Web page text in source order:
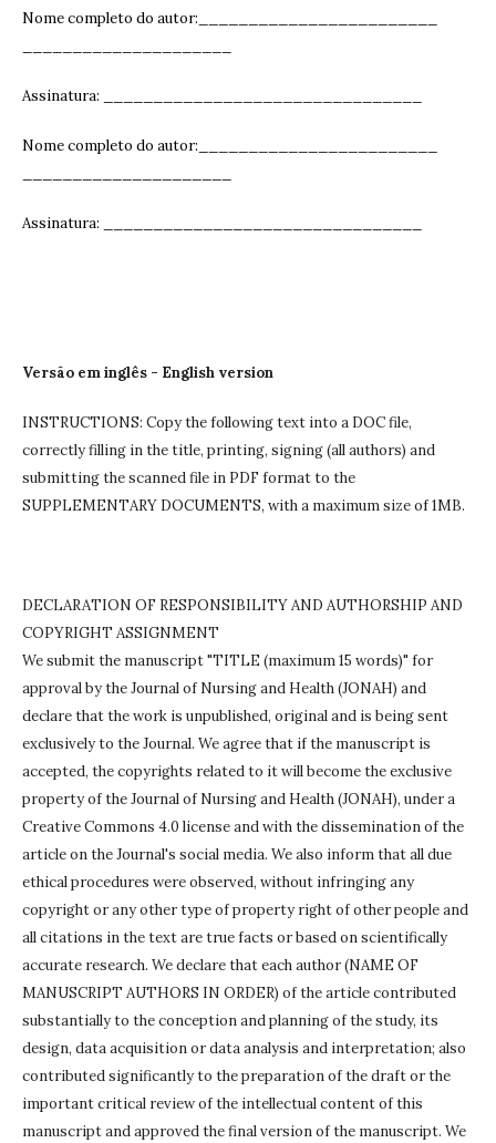
Nome completo do autor:________________________
Assinatura: ______________________________
Nome completo do autor:________________________
Assinatura: ______________________________
Versão em inglês - English version
INSTRUCTIONS: Copy the following text into a DOC file,
correctly filling in the title, printing, signing (all authors) and
submitting the scanned file in PDF format to the
SUPPLEMENTARY DOCUMENTS, with a maximum size of 1MB.
DECLARATION OF RESPONSIBILITY AND AUTHORSHIP AND
COPYRIGHT ASSIGNMENT
We submit the manuscript "TITLE (maximum 15 words)" for
approval by the Journal of Nursing and Health (JONAH) and
declare that the work is unpublished, original and is being sent
exclusively to the Journal. We agree that if the manuscript is
accepted, the copyrights related to it will become the exclusive
property of the Journal of Nursing and Health (JONAH), under a
Creative Commons 4.0 license and with the dissemination of the
article on the Journal's social media. We also inform that all due
ethical procedures were observed, without infringing any
copyright or any other type of property right of other people and
all citations in the text are true facts or based on scientifically
accurate research. We declare that each author (NAME OF
MANUSCRIPT AUTHORS IN ORDER) of the article contributed
substantially to the conception and planning of the study, its
design, data acquisition or data analysis and interpretation; also
contributed significantly to the preparation of the draft or the
important critical review of the intellectual content of this
manuscript and approved the final version of the manuscript. We